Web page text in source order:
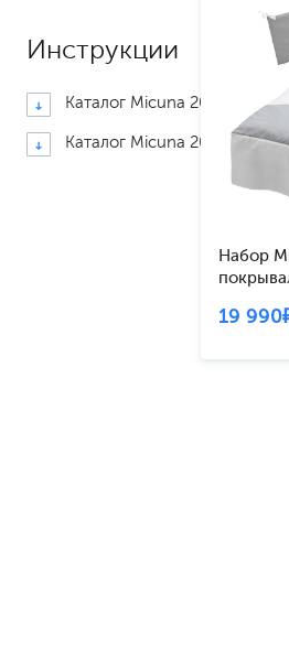
Набор
19
Инструкции
Каталог Micuna 2024
Каталог Micuna 2025